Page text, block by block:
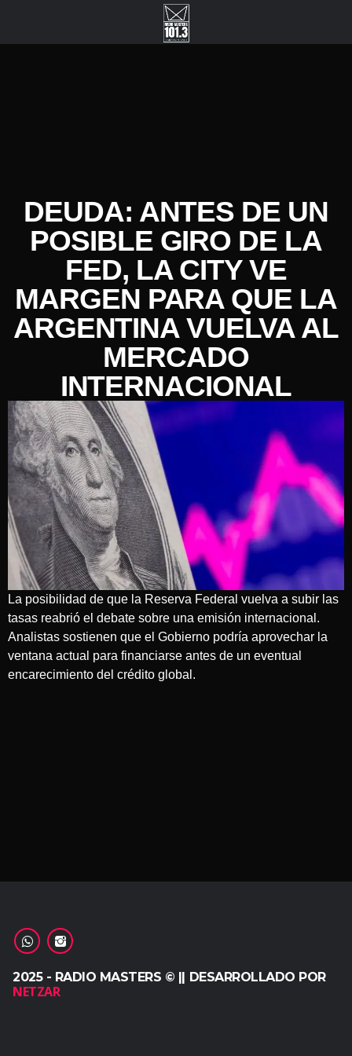
DEUDA: ANTES DE UN
POSIBLE GIRO DE LA
FED, LA CITY VE
MARGEN PARA QUE LA
ARGENTINA VUELVA AL
MERCADO
INTERNACIONAL
La posibilidad de que la Reserva Federal vuelva a subir las
tasas reabrió el debate sobre una emisión internacional.
Analistas sostienen que el Gobierno podría aprovechar la
ventana actual para financiarse antes de un eventual
encarecimiento del crédito global.
2025 - RADIO MASTERS © || DESARROLLADO POR
NETZAR